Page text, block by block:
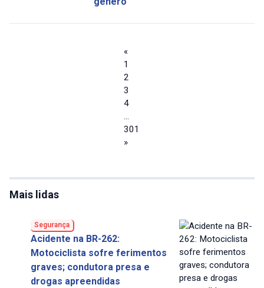
«
1
2
3
4
…
301
»
Mais lidas
Segurança
Acidente na BR-262:
Motociclista sofre ferimentos
graves; condutora presa e
drogas apreendidas